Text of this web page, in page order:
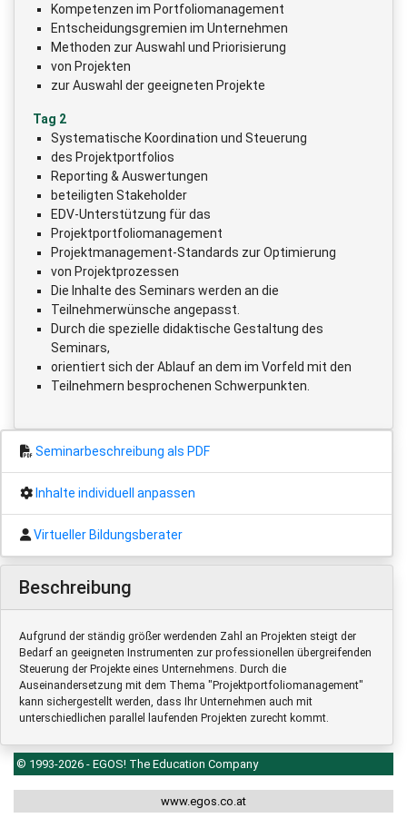
Kompetenzen im Portfoliomanagement
Entscheidungsgremien im Unternehmen
Methoden zur Auswahl und Priorisierung
von Projekten
zur Auswahl der geeigneten Projekte
Tag 2
Systematische Koordination und Steuerung
des Projektportfolios
Reporting & Auswertungen
beteiligten Stakeholder
EDV-Unterstützung für das
Projektportfoliomanagement
Projektmanagement-Standards zur Optimierung
von Projektprozessen
Die Inhalte des Seminars werden an die
Teilnehmerwünsche angepasst.
Durch die spezielle didaktische Gestaltung des
Seminars,
orientiert sich der Ablauf an dem im Vorfeld mit den
Teilnehmern besprochenen Schwerpunkten.
Seminarbeschreibung als PDF
Inhalte individuell anpassen
Virtueller Bildungsberater
Beschreibung
Aufgrund der ständig größer werdenden Zahl an Projekten steigt der
Bedarf an geeigneten Instrumenten zur professionellen übergreifenden
Steuerung der Projekte eines Unternehmens. Durch die
Auseinandersetzung mit dem Thema "Projektportfoliomanagement"
kann sichergestellt werden, dass Ihr Unternehmen auch mit
unterschiedlichen parallel laufenden Projekten zurecht kommt.
© 1993-2026 - EGOS! The Education Company
www.egos.co.at